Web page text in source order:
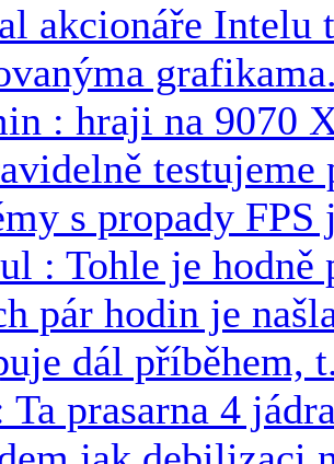
akcionáře Intelu
: hraji na 9070
testujeme
s propady FPS
: Tohle je hodně
pár hodin je
dál příběhem,
Ta prasarna 4